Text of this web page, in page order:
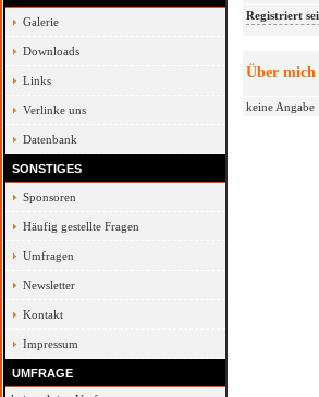
Galerie
Downloads
Links
Verlinke uns
Datenbank
SONSTIGES
Sponsoren
Häufig gestellte Fragen
Umfragen
Newsletter
Kontakt
Impressum
UMFRAGE
Registriert
Über mich
keine Angabe